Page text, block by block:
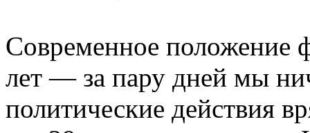
Современное положение
лет — за пару дней мы
политические действия